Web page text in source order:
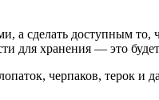
а сделать доступным то,
для хранения — это
черпаков, терок и